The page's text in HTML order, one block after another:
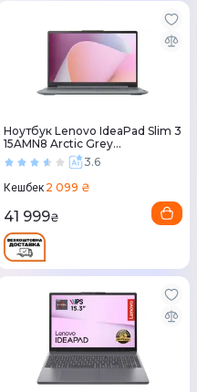
Ноутбук Lenovo IdeaPad Slim 3
15AMN8 Arctic Grey
(82XQ01B6RA)3.6
Кешбек 2 099 ₴
41 999₴